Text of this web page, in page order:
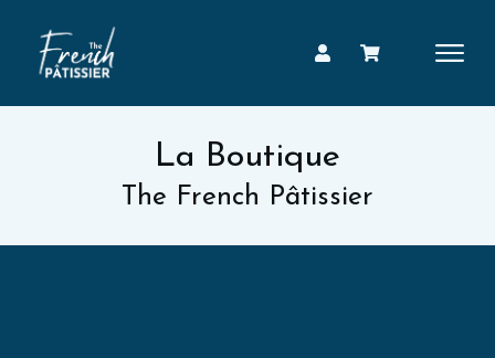
La Boutique
The French Pâtissier